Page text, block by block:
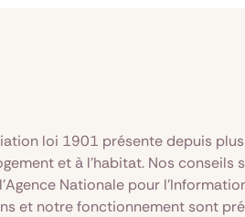
loi 1901 présente depuis
et à l'habitat. Nos conseils
Nationale pour
et notre fonctionnement sont